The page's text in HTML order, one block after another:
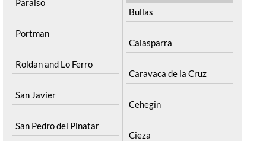
Paraiso
Portman
Roldan and Lo Ferro
San Javier
San Pedro del Pinatar
Bullas
Calasparra
Caravaca de la Cruz
Cehegin
Cieza